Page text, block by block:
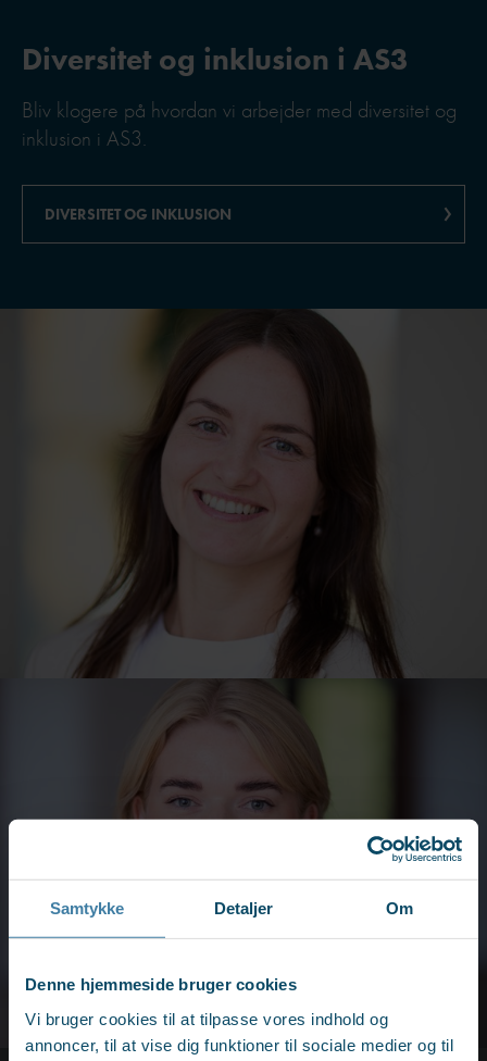
Samtykke Detaljer Om
Denne hjemmeside bruger cookies
Vi bruger cookies til at tilpasse vores indhold og
annoncer, til at vise dig funktioner til sociale medier og til
Diversitet og inklusion i AS3
Bliv klogere på hvordan vi arbejder med diversitet og
inklusion i AS3.
DIVERSITET OG INKLUSION